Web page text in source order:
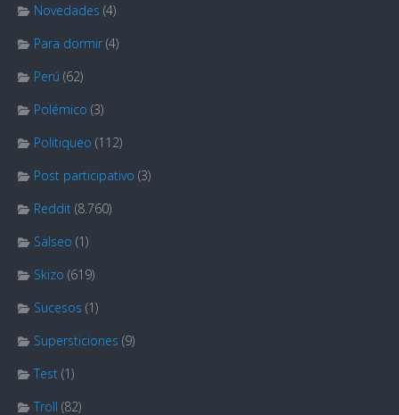
Novedades (4)
Para dormir (4)
Perú (62)
Polémico (3)
Politiqueo (112)
Post participativo (3)
Reddit (8.760)
Salseo (1)
Skizo (619)
Sucesos (1)
Supersticiones (9)
Test (1)
Troll (82)